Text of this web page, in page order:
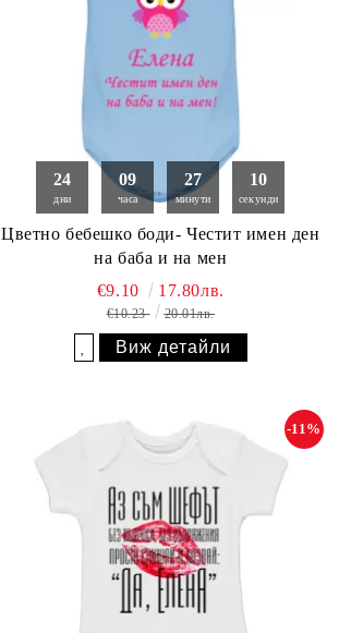
24
дни
09
часа
27
минути
09
секунди
Цветно бебешко боди- Честит имен ден
на баба и на мен
€9.10
17.80лв.
€10.23 20.01лв.
Виж детайли
-11%